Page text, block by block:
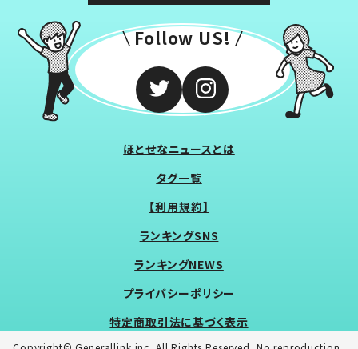
Follow US!
ほとせなニュースとは
タグ一覧
【利用規約】
ランキングSNS
ランキングNEWS
プライバシーポリシー
特定商取引法に基づく表示